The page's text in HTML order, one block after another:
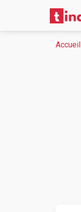
Accueil